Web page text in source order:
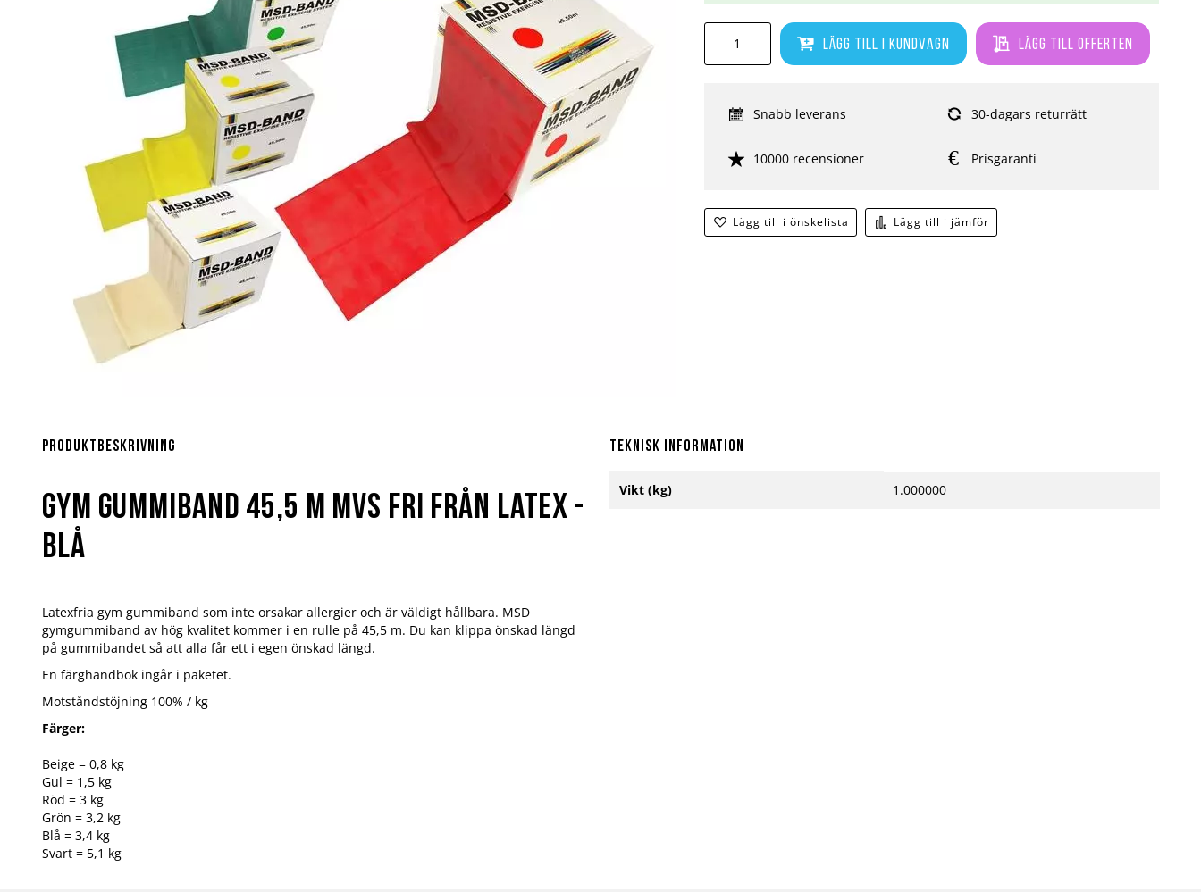
Lägg till i kundvagn Lägg till offerten
Lägg till i önskelista Lägg till i jämför
Snabb leverans 30-dagars returrätt
10000 recensioner Prisgaranti
början
Produktbeskrivning
Gym Gummiband 45,5 m MVS Fri från Latex -
Blå
Latexfria gym gummiband som inte orsakar allergier och är väldigt hållbara. MSD
gymgummiband av hög kvalitet kommer i en rulle på 45,5 m. Du kan klippa önskad längd
på gummibandet så att alla får ett i egen önskad längd.
En färghandbok ingår i paketet.
Motståndstöjning 100% / kg
Färger:
Beige = 0,8 kg
Gul = 1,5 kg
Röd = 3 kg
Grön = 3,2 kg
Blå = 3,4 kg
Svart = 5,1 kg
Teknisk information
information
Vikt (kg) 1.000000